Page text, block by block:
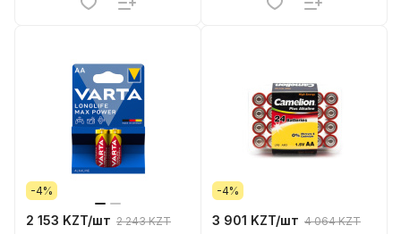
-4%
2 153 KZT/шт 2 243 KZT
-4%
3 901 KZT/шт 4 064 KZT